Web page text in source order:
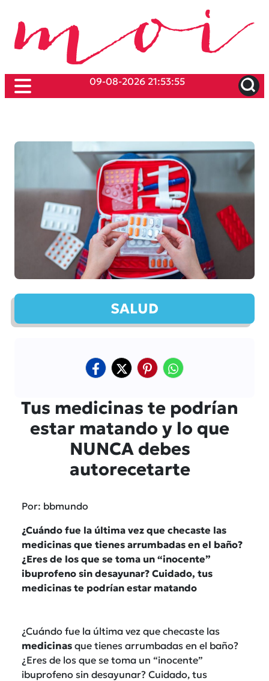
09-08-2026 21:53:55
SALUD
Tus medicinas te podrían
estar matando y lo que
NUNCA debes
autorecetarte
Por: bbmundo
¿Cuándo fue la última vez que checaste las
medicinas que tienes arrumbadas en el baño?
¿Eres de los que se toma un “inocente”
ibuprofeno sin desayunar? Cuidado, tus
medicinas te podrían estar matando
¿Cuándo fue la última vez que checaste las
medicinas que tienes arrumbadas en el baño?
¿Eres de los que se toma un “inocente”
ibuprofeno sin desayunar? Cuidado, tus